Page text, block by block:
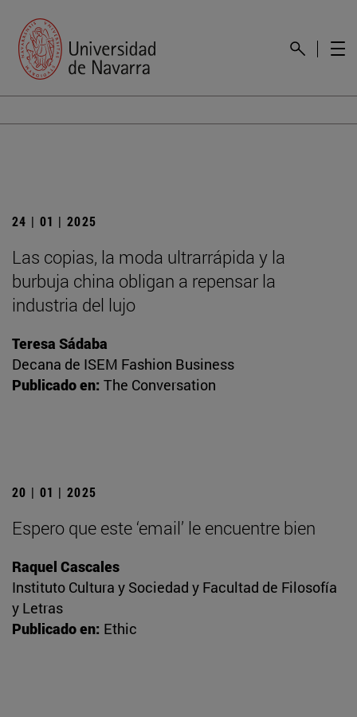
24 | 01 | 2025
Las copias, la moda ultrarrápida y la
burbuja china obligan a repensar la
industria del lujo
Teresa Sádaba
Decana de ISEM Fashion Business
Publicado en: The Conversation
20 | 01 | 2025
Espero que este ‘email’ le encuentre bien
Raquel Cascales
Instituto Cultura y Sociedad y Facultad de Filosofía
y Letras
Publicado en: Ethic